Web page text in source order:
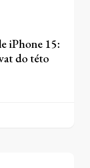
iPhone 15:
do této